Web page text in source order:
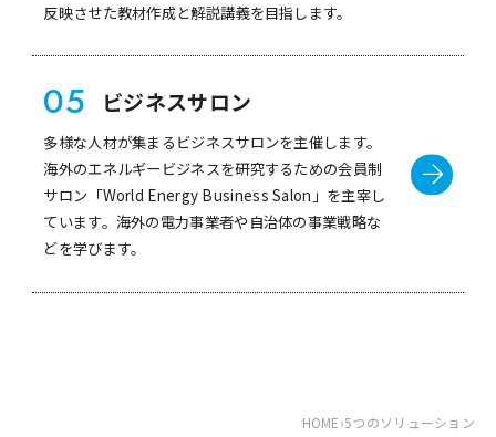
反映させた教材作成と解説講義を目指します。
05 ビジネスサロン
多様な人材が集まるビジネスサロンを主催します。
海外のエネルギービジネスを研究するための会員制
サロン「World Energy Business Salon」を主宰し
ています。海外の電力事業者や自治体の事業戦略な
どを学びます。
HOME›5つのソリューション